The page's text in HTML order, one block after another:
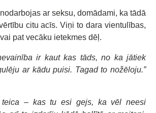
ar seksu, domādami, ka tādā
citu acīs. Viņi to dara vientulības,
pat vecāku ietekmes dēļ.
ir kaut kas tāds, no ka jātiek
ar kādu puisi. Tagad to nožēloju.”
teica – kas tu esi gejs, ka vēl neesi